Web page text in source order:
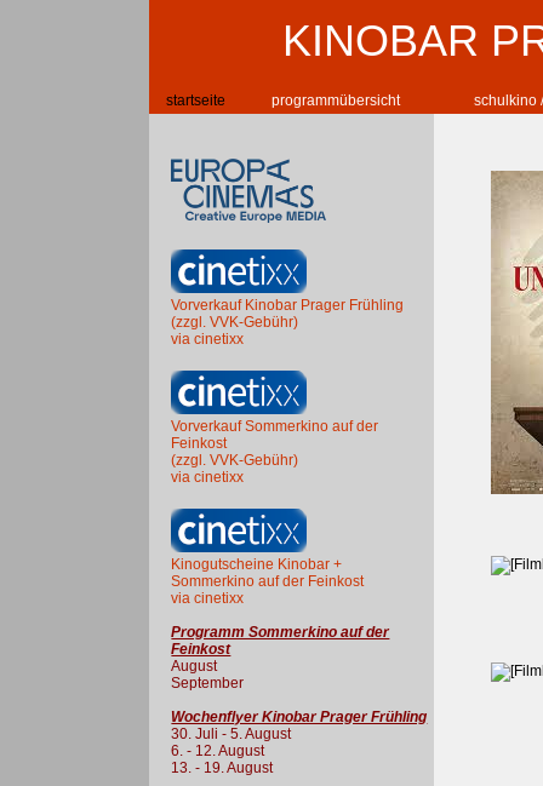
KINOBAR
startseite programmübersicht schulkino
Vorverkauf Kinobar Prager Frühling
(zzgl. VVK-Gebühr)
via cinetixx
Vorverkauf Sommerkino auf der
Feinkost
(zzgl. VVK-Gebühr)
via cinetixx
Kinogutscheine Kinobar +
Sommerkino auf der Feinkost
via cinetixx
Programm Sommerkino auf der
Feinkost
August
September
Wochenflyer Kinobar Prager Frühling
30. Juli - 5. August
6. - 12. August
13. - 19. August